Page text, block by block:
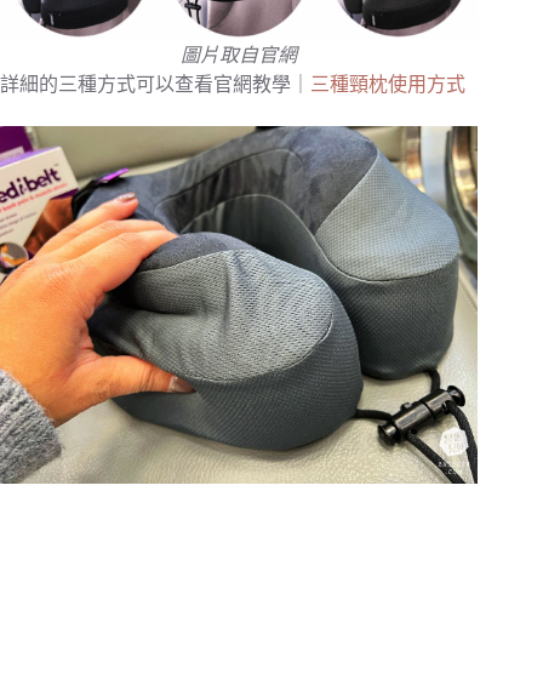
圖片取自官網
詳細的三種方式可以查看官網教學｜
三種頸枕使用方式